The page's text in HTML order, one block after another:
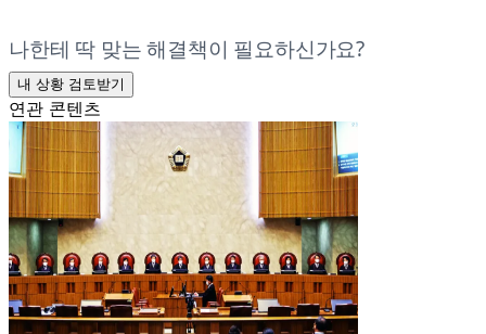
나한테 딱 맞는 해결책이 필요하신가요?
내 상황 검토받기
연관 콘텐츠